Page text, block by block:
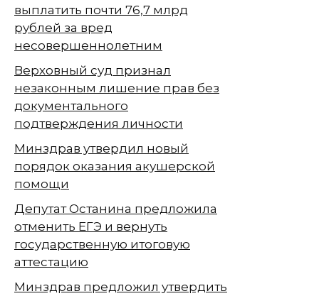
выплатить почти 76,7 млрд
рублей за вред
несовершеннолетним
Верховный суд признал
незаконным лишение прав без
документального
подтверждения личности
Минздрав утвердил новый
порядок оказания акушерской
помощи
Депутат Останина предложила
отменить ЕГЭ и вернуть
государственную итоговую
аттестацию
Минздрав предложил утвердить